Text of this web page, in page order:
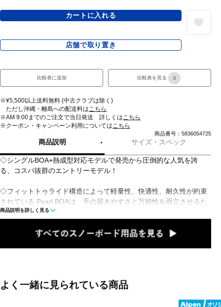
カートに入れる
店舗で取り置き
比較表に追加 比較表を見る 0
※¥5,500以上送料無料 (中古クラブは除く)
ただし沖縄・離島への配送料はこちら
※AM 9:00までのご注文で当日発送 詳しくはこちら
※クーポン・キャンペーン利用についてはこちら
商品番号：5836054725
商品説明 サイズ・スペック
◇シングルBOA+熱成型対応モデルで発売から圧倒的な人気を誇
る、コスパ抜群のエントリーモデル！
◇フィットトゥライド構造によって軽量性、快適性、耐久性が約束
されている Pearl BOAは、手の届きやすさと万能性を両立させるた
めに開発されました。ウルトラロンライナーがフィット感を提供
アウトソールが足元に衝撃吸収力とボードとの一体感を提供しま
商品説明を詳しく見る
よく一緒に見られている商品